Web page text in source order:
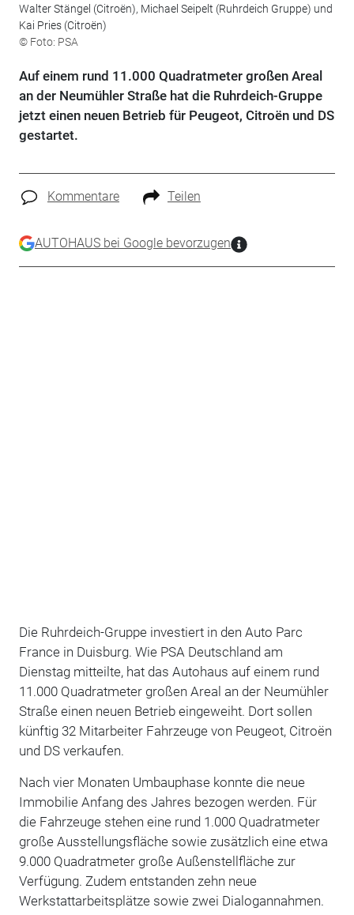
Walter Stängel (Citroën), Michael Seipelt (Ruhrdeich Gruppe) und
Kai Pries (Citroën)
© Foto: PSA
Auf einem rund 11.000 Quadratmeter großen Areal
an der Neumühler Straße hat die Ruhrdeich-Gruppe
jetzt einen neuen Betrieb für Peugeot, Citroën und DS
gestartet.
Kommentare Teilen
AUTOHAUS bei Google bevorzugen
Die Ruhrdeich-Gruppe investiert in den Auto Parc
France in Duisburg. Wie PSA Deutschland am
Dienstag mitteilte, hat das Autohaus auf einem rund
11.000 Quadratmeter großen Areal an der Neumühler
Straße einen neuen Betrieb eingeweiht. Dort sollen
künftig 32 Mitarbeiter Fahrzeuge von Peugeot, Citroën
und DS verkaufen.
Nach vier Monaten Umbauphase konnte die neue
Immobilie Anfang des Jahres bezogen werden. Für
die Fahrzeuge stehen eine rund 1.000 Quadratmeter
große Ausstellungsfläche sowie zusätzlich eine etwa
9.000 Quadratmeter große Außenstellfläche zur
Verfügung. Zudem entstanden zehn neue
Werkstattarbeitsplätze sowie zwei Dialogannahmen.